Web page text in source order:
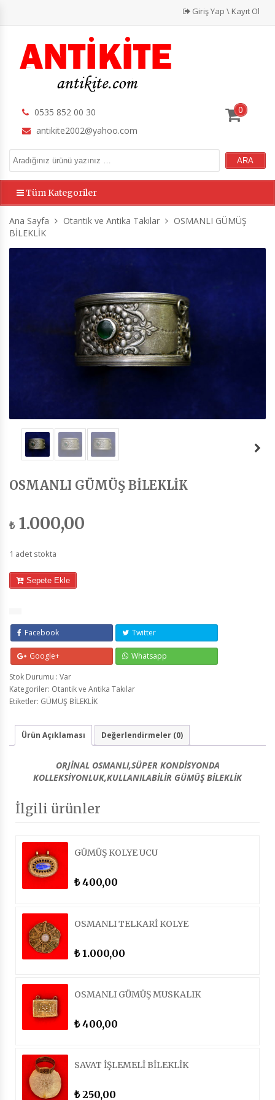
Giriş Yap \ Kayıt Ol
0535 852 00 30
antikite2002@yahoo.com
0
Tüm Kategoriler
Ana Sayfa Otantik ve Antika Takılar
OSMANLI GÜMÜŞ
BİLEKLİK
OSMANLI GÜMÜŞ BİLEKLİK
₺1.000,00
1 adet stokta
Sepete Ekle
Facebook Twitter
Google+
Whatsapp
Stok Durumu : Var
Kategoriler: Otantik ve Antika Takılar
Etiketler: GÜMÜŞ BİLEKLİK
Ürün Açıklaması Değerlendirmeler (0)
ORJİNAL OSMANLI,SÜPER KONDİSYONDA
KOLLEKSİYONLUK,KULLANILABİLİR GÜMÜŞ BİLEKLİK
İlgili ürünler
GÜMÜŞ KOLYE UCU
₺400,00
OSMANLI TELKARİ KOLYE
₺1.000,00
OSMANLI GÜMÜŞ MUSKALIK
₺400,00
SAVAT İŞLEMELİ BİLEKLİK
₺250,00